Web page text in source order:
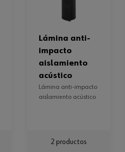
lámina anti-
impacto
aislamiento
acústico
lámina anti-impacto
aislamiento acústico
2 productos